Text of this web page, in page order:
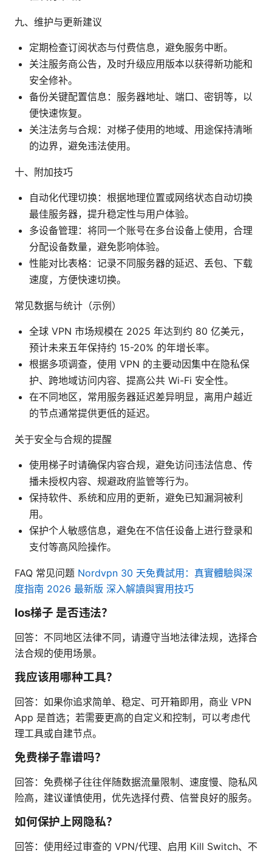
九、维护与更新建议
定期检查订阅状态与付费信息，避免服务中断。
关注服务商公告，及时升级应用版本以获得新功能和
安全修补。
备份关键配置信息：服务器地址、端口、密钥等，以
便快速恢复。
关注法务与合规：对梯子使用的地域、用途保持清晰
的边界，避免违法使用。
十、附加技巧
自动化代理切换：根据地理位置或网络状态自动切换
最佳服务器，提升稳定性与用户体验。
多设备管理：将同一个账号在多台设备上使用，合理
分配设备数量，避免影响体验。
性能对比表格：记录不同服务器的延迟、丢包、下载
速度，方便快速切换。
常见数据与统计（示例）
全球 VPN 市场规模在 2025 年达到约 80 亿美元，
预计未来五年保持约 15-20% 的年增长率。
根据多项调查，使用 VPN 的主要动因集中在隐私保
护、跨地域访问内容、提高公共 Wi-Fi 安全性。
在不同地区，常用服务器延迟差异明显，离用户越近
的节点通常提供更低的延迟。
关于安全与合规的提醒
使用梯子时请确保内容合规，避免访问违法信息、传
播未授权内容、规避政府监管等行为。
保持软件、系统和应用的更新，避免已知漏洞被利
用。
保护个人敏感信息，避免在不信任设备上进行登录和
支付等高风险操作。
FAQ 常见问题 Nordvpn 30 天免費試用：真實體驗與深
度指南 2026 最新版 深入解讀與實用技巧
Ios梯子 是否违法？
回答：不同地区法律不同，请遵守当地法律法规，选择合
法合规的使用场景。
我应该用哪种工具？
回答：如果你追求简单、稳定、可开箱即用，商业 VPN
App 是首选；若需要更高的自定义和控制，可以考虑代
理工具或自建节点。
免费梯子靠谱吗？
回答：免费梯子往往伴随数据流量限制、速度慢、隐私风
险高，建议谨慎使用，优先选择付费、信誉良好的服务。
如何保护上网隐私？
回答：使用经过审查的 VPN/代理、启用 Kill Switch、不